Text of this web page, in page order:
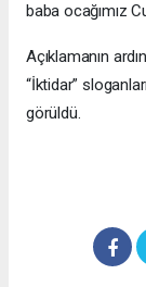
baba ocağımız
Açıklamanın
“İktidar”
görüldü.